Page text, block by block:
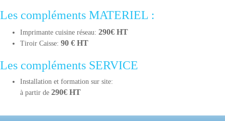
Les compléments MATERIEL :
Imprimante cuisine réseau: 290€ HT
Tiroir Caisse: 90 € HT
Les compléments SERVICE
Installation et formation sur site:
à partir de 290€ HT